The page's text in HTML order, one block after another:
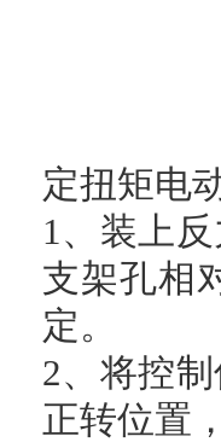
定扭矩电
1、装上
支架孔相
定。
2、将控
正转位置